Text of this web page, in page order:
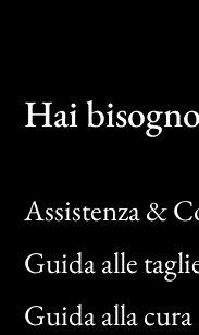
Hai
Assistenza &
Guida alle
Guida alla cura